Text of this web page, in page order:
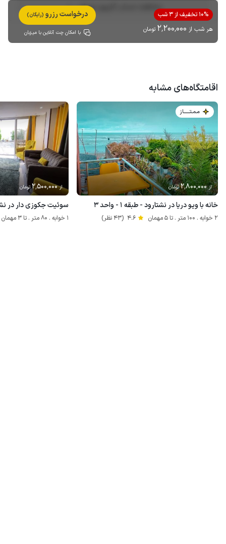
مشاهده حساب کاربری میزبان
10% تخفیف از 3 شب
هر شب از 2٬200٬000 تومان
درخواست رزرو (رایگان)
با امکان چت آنلاین با میزبان
اقامتگاه‌های مشابه
مـمـتــــــاز
از 2٬800٬000تومان
خانه با ویو دریا در نشتارود - طبقه ۱ - واحد ۳
2 خوابه . 100 متر . تا 5 مهمان 4.6 (43 نظر)
از 2٬500٬000تومان
سوئیت جکوزی دار در
1 خوابه . 80 متر . تا 3 مهمان